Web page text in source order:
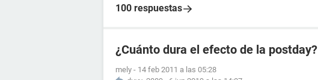
100 respuestas
¿Cuánto dura el efecto de la postday?
mely - 14 feb 2011 a las 05:28